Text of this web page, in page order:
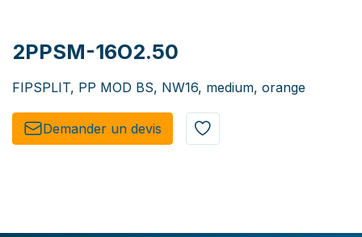
2PPSM-16O2.50
FIPSPLIT, PP MOD BS, NW16, medium, orange
Demander un de​​vis​​